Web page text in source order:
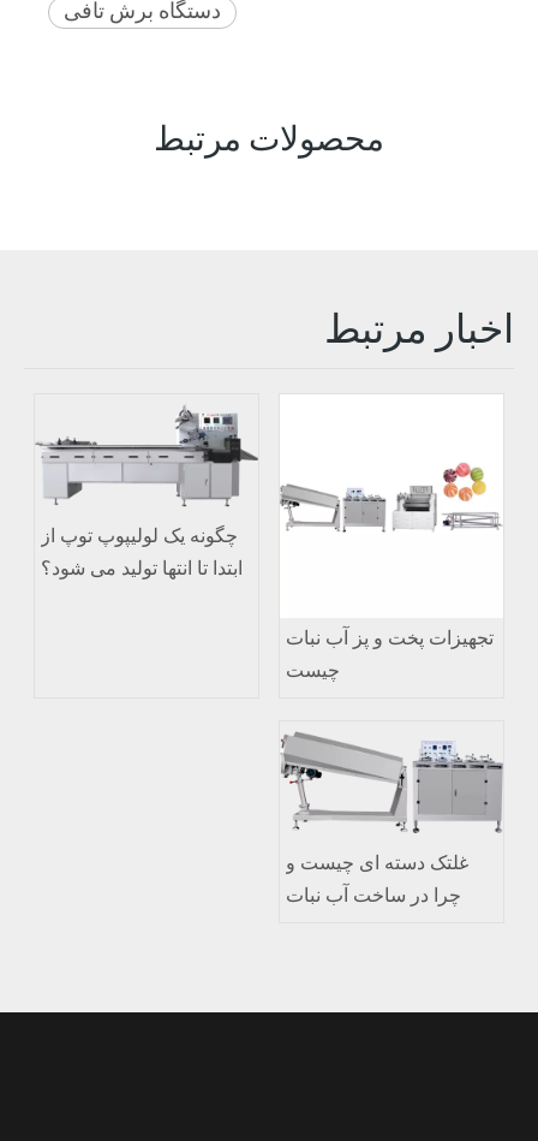
دستگاه برش تافی
محصولات مرتبط
اخبار مرتبط
تجهیزات پخت و پز آب نبات
چیست
چگونه یک لولیپوپ توپ از
ابتدا تا انتها تولید می شود؟
غلتک دسته ای چیست و
چرا در ساخت آب نبات